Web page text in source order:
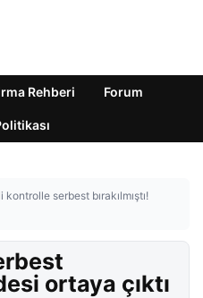
Rehberi Forum
kontrolle serbest bırakılmıştı!
ortaya çıktı